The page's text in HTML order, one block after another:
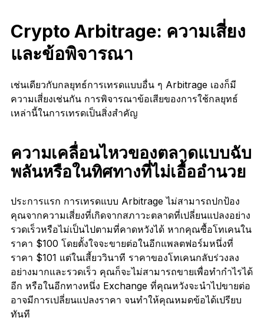
Crypto Arbitrage: ความเสี่ยง
และข้อพิจารณา
เช่นเดียวกับกลยุทธ์การเทรดแบบอื่น ๆ Arbitrage เองก็มี
ความเสี่ยงเช่นกัน การพิจารณาข้อเสียของการใช้กลยุทธ์
เหล่านี้ในการเทรดเป็นสิ่งสำคัญ
ความเคลื่อนไหวของตลาดแบบฉับ
พลันหรือในทิศทางที่ไม่เอื้ออำนวย
ประการแรก การเทรดแบบ Arbitrage ไม่สามารถปกป้อง
คุณจากความเสี่ยงที่เกิดจากสภาวะตลาดที่เปลี่ยนแปลงอย่าง
รวดเร็วหรือไม่เป็นไปตามที่คาดหวังได้ หากคุณซื้อโทเคนใน
ราคา $100 โดยตั้งใจจะขายต่อในอีกแพลตฟอร์มหนึ่งที่
ราคา $101 แต่ในเสี้ยววินาที ราคาของโทเคนกลับร่วงลง
อย่างมากและรวดเร็ว คุณก็จะไม่สามารถขายเพื่อทำกำไรได้
อีก หรือในอีกทางหนึ่ง Exchange ที่คุณหวังจะนำไปขายต่อ
อาจมีการเปลี่ยนแปลงราคา จนทำให้คุณหมดข้อได้เปรียบ
ทันที